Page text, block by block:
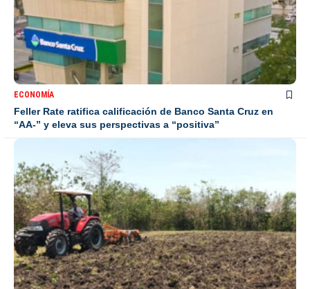
ECONOMÍA
Feller Rate ratifica calificación de Banco Santa Cruz en
“AA-” y eleva sus perspectivas a “positiva”